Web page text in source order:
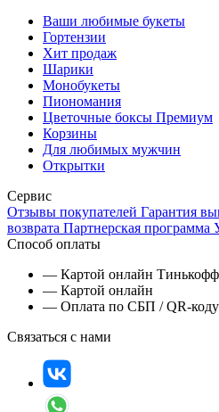
Ваши любимые букеты
Гортензии
Хит продаж
Шарики
Монобукеты
Пиономания
Цветочные боксы Премиум
Корзины
Для любимых мужчин
Открытки
Сервис
Отзывы покупателей Гарантия
возврата Партнерская программа
Способ оплаты
— Картой онлайн Тинькофф
— Картой онлайн
— Оплата по СБП / QR-коду
Связаться с нами